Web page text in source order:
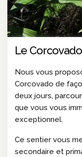
Le
Nous vous
Corcovado de
deux jours,
que vous vous
exceptionnel.
Ce sentier vous
secondaire et